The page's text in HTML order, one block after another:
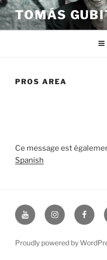
Skip
to
content
TOMÁS
PROS AREA
Ce message est
Spanish
YoutubeInstagram
Proudly powered by